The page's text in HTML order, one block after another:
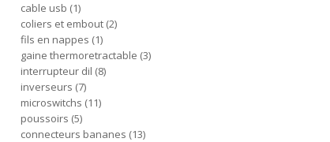
cable usb 1
coliers et embout 2
fils en nappes 1
gaine thermoretractable 3
interrupteur dil 8
inverseurs 7
microswitchs 11
poussoirs 5
connecteurs bananes 13